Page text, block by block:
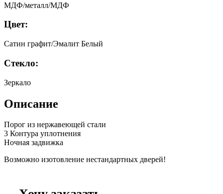
МДФ/металл/МДФ
Цвет:
Сатин графит/Эмалит Белый
Стекло:
Зеркало
Описание
Порог из нержавеющей стали
3 Контура уплотнения
Ночная задвижка
Возможно изотовление нестандартных дверей!